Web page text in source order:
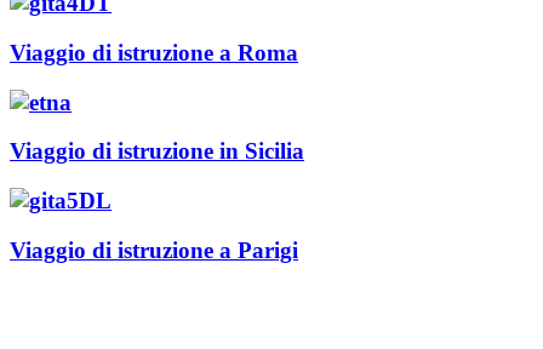
Viaggio di istruzione a Roma
Viaggio di istruzione in Sicilia
Viaggio di istruzione a Parigi